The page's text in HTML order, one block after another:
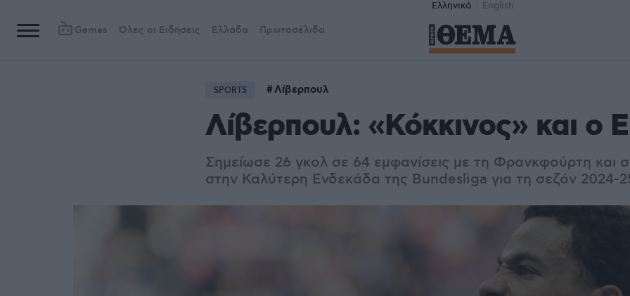
Ελληνικά English
Games Όλες οι Ειδήσεις Ελλάδα Πρωτοσέλιδα
SPORTS Λίβερπουλ
Λίβερπουλ: «Κόκκινος» και ο
Σημείωσε 26 γκολ σε 64 εμφανίσεις με τη Φρανκφούρτη και
στην Καλύτερη Ενδεκάδα της Bundesliga για τη σεζόν 2024-